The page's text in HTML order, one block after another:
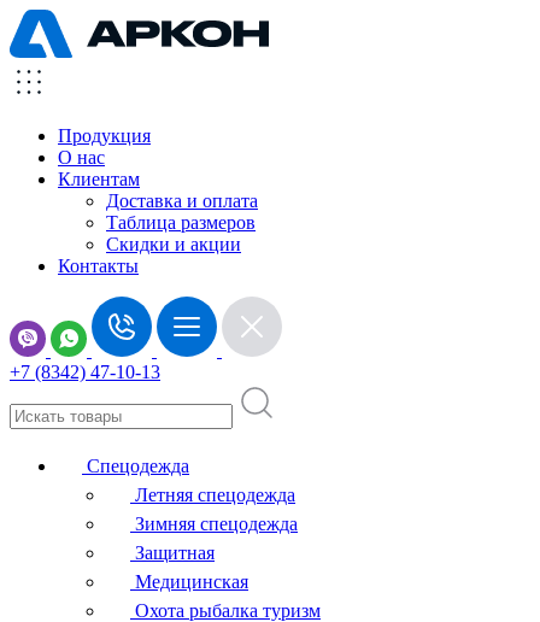
Продукция
О нас
Клиентам
Доставка и оплата
Таблица размеров
Скидки и акции
Контакты
+7 (8342) 47-10-13
Спецодежда
Летняя спецодежда
Зимняя спецодежда
Защитная
Медицинская
Охота рыбалка туризм